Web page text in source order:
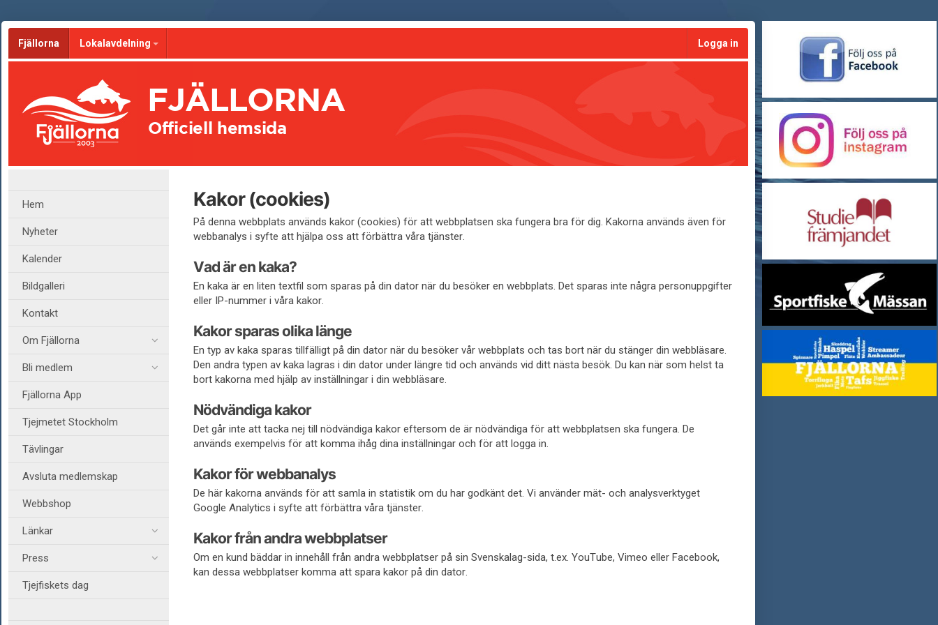
Fjällorna Lokalavdelning Logga in
FJÄLLORNA
Officiell hemsida
Hem
Nyheter
Kalender
Bildgalleri
Kontakt
Om Fjällorna
Bli medlem
Fjällorna App
Tjejmetet Stockholm
Tävlingar
Avsluta medlemskap
Webbshop
Länkar
Press
Tjejfiskets dag
Kakor (cookies)
På denna webbplats används kakor (cookies) för att webbplatsen ska fungera bra för dig. Kakorna används även för
webbanalys i syfte att hjälpa oss att förbättra våra tjänster.
Vad är en kaka?
En kaka är en liten textfil som sparas på din dator när du besöker en webbplats. Det sparas inte några personuppgifter
eller IP-nummer i våra kakor.
Kakor sparas olika länge
En typ av kaka sparas tillfälligt på din dator när du besöker vår webbplats och tas bort när du stänger din webbläsare.
Den andra typen av kaka lagras i din dator under längre tid och används vid ditt nästa besök. Du kan när som helst ta
bort kakorna med hjälp av inställningar i din webbläsare.
Nödvändiga kakor
Det går inte att tacka nej till nödvändiga kakor eftersom de är nödvändiga för att webbplatsen ska fungera. De
används exempelvis för att komma ihåg dina inställningar och för att logga in.
Kakor för webbanalys
De här kakorna används för att samla in statistik om du har godkänt det. Vi använder mät- och analysverktyget
Google Analytics i syfte att förbättra våra tjänster.
Kakor från andra webbplatser
Om en kund bäddar in innehåll från andra webbplatser på sin Svenskalag-sida, t.ex. YouTube, Vimeo eller Facebook,
kan dessa webbplatser komma att spara kakor på din dator.